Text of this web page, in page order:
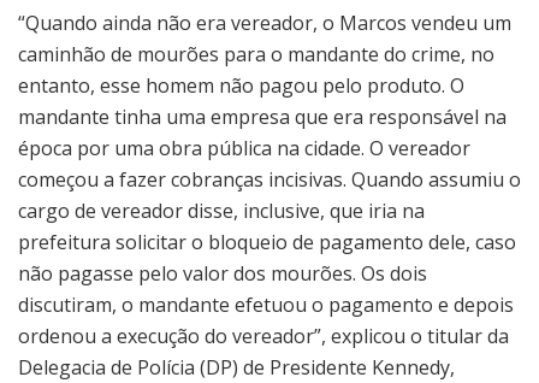
“Quando ainda não era vereador, o Marcos vendeu um
caminhão de mourões para o mandante do crime, no
entanto, esse homem não pagou pelo produto. O
mandante tinha uma empresa que era responsável na
época por uma obra pública na cidade. O vereador
começou a fazer cobranças incisivas. Quando assumiu o
cargo de vereador disse, inclusive, que iria na
prefeitura solicitar o bloqueio de pagamento dele, caso
não pagasse pelo valor dos mourões. Os dois
discutiram, o mandante efetuou o pagamento e depois
ordenou a execução do vereador”, explicou o titular da
Delegacia de Polícia (DP) de Presidente Kennedy,